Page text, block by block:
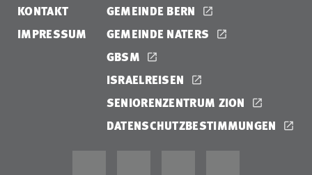
KONTAKT
IMPRESSUM
GEMEINDE BERN
GEMEINDE NATERS
GBSM
ISRAELREISEN
SENIORENZENTRUM ZION
DATENSCHUTZBESTIMMUNGEN